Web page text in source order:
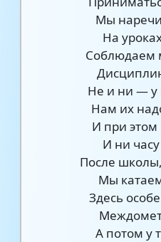
Мы
На
Соблюдаем
Не и ни — у
Нам их
И при этом
И ни
После
Мы
Здесь
А потом у